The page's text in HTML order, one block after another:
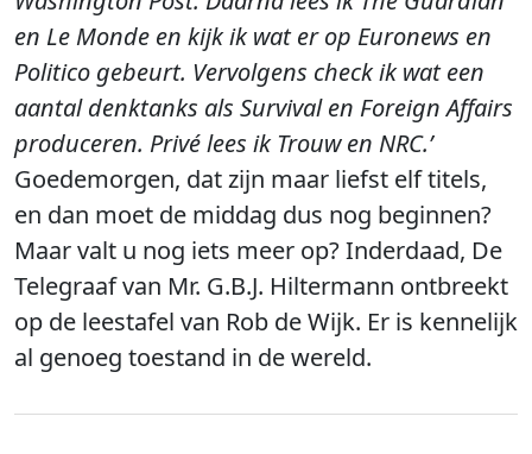
en Le Monde en kijk ik wat er op Euronews en
Politico gebeurt. Vervolgens check ik wat een
aantal denktanks als Survival en Foreign Affairs
produceren. Privé lees ik Trouw en NRC.’
Goedemorgen, dat zijn maar liefst elf titels,
en dan moet de middag dus nog beginnen?
Maar valt u nog iets meer op? Inderdaad, De
Telegraaf van Mr. G.B.J. Hiltermann ontbreekt
op de leestafel van Rob de Wijk. Er is kennelijk
al genoeg toestand in de wereld.